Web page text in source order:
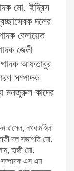
মো. ইদ্রিস
দলের
বেলায়েত
জেলী
আফতাবুর
সম্পাদক
মনজুরুল কাদের
রাসেল, নগর মহিলা
দল সভাপতি মো.
হাজী মো.
সম্পাদক এস এম